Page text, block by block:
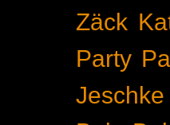
Zäck
Party
Jeschke